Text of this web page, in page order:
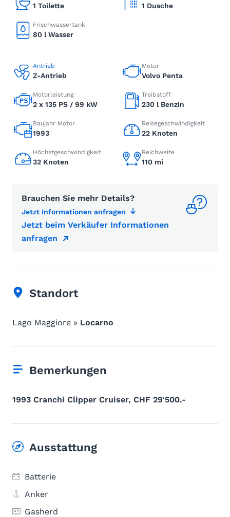
1 Toilette 1 Dusche
Frischwassertank
80 l Wasser
Antrieb
Z-Antrieb
Motor
Volvo Penta
Motorleistung
2 x 135 PS / 99 kW
Treibstoff
230 l Benzin
Baujahr Motor
1993
Reisegeschwindigkeit
22 Knoten
Höchstgeschwindigkeit
32 Knoten
Reichweite
110 mi
Brauchen Sie mehr Details?
Jetzt Informationen anfragen
Jetzt beim Verkäufer Informationen
anfragen
Standort
Lago Maggiore » Locarno
Bemerkungen
1993 Cranchi Clipper Cruiser, CHF 29'500.-
Ausstattung
Batterie
Anker
Gasherd